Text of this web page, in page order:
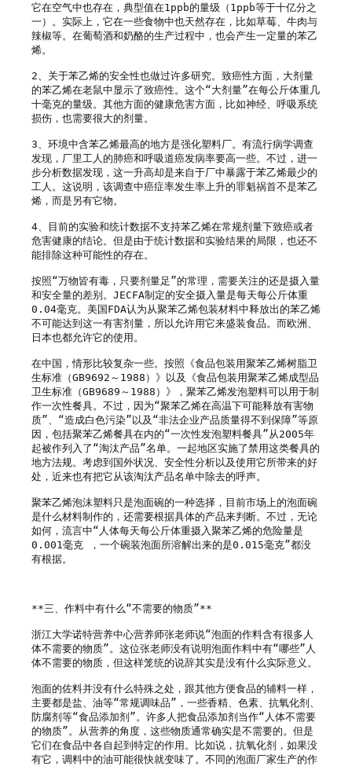
它在空气中也存在，典型值在1ppb的量级（1ppb等于十亿分之
一）。实际上，它在一些食物中也天然存在，比如草莓、牛肉与
辣椒等。在葡萄酒和奶酪的生产过程中，也会产生一定量的苯乙
烯。
2、关于苯乙烯的安全性也做过许多研究。致癌性方面，大剂量
的苯乙烯在老鼠中显示了致癌性。这个“大剂量”在每公斤体重几
十毫克的量级。其他方面的健康危害方面，比如神经、呼吸系统
损伤，也需要很大的剂量。
3、环境中含苯乙烯最高的地方是强化塑料厂。有流行病学调查
发现，厂里工人的肺癌和呼吸道癌发病率要高一些。不过，进一
步分析数据发现，这一升高却是来自于厂中暴露于苯乙烯最少的
工人。这说明，该调查中癌症率发生率上升的罪魁祸首不是苯乙
烯，而是另有它物。
4、目前的实验和统计数据不支持苯乙烯在常规剂量下致癌或者
危害健康的结论。但是由于统计数据和实验结果的局限，也还不
能排除这种可能性的存在。
按照“万物皆有毒，只要剂量足”的常理，需要关注的还是摄入量
和安全量的差别。JECFA制定的安全摄入量是每天每公斤体重
0.04毫克。美国FDA认为从聚苯乙烯包装材料中释放出的苯乙烯
不可能达到这一有害剂量，所以允许用它来盛装食品。而欧洲、
日本也都允许它的使用。
在中国，情形比较复杂一些。按照《食品包装用聚苯乙烯树脂卫
生标准（GB9692～1988）》以及《食品包装用聚苯乙烯成型品
卫生标准（GB9689～1988）》，聚苯乙烯发泡塑料可以用于制
作一次性餐具。不过，因为“聚苯乙烯在高温下可能释放有害物
质”、“造成白色污染”以及“非法企业产品质量得不到保障”等原
因，包括聚苯乙烯餐具在内的“一次性发泡塑料餐具”从2005年
起被作列入了“淘汰产品”名单。一起地区实施了禁用这类餐具的
地方法规。考虑到国外状况、安全性分析以及使用它所带来的好
处，近来也有把它从该淘汰产品名单中除去的呼声。
聚苯乙烯泡沫塑料只是泡面碗的一种选择，目前市场上的泡面碗
是什么材料制作的，还需要根据具体的产品来判断。不过，无论
如何，流言中“人体每天每公斤体重摄入聚苯乙烯的危险量是
0.001毫克 ，一个碗装泡面所溶解出来的是0.015毫克”都没
有根据。
**三、作料中有什么“不需要的物质”**
浙江大学诺特营养中心营养师张老师说“泡面的作料含有很多人
体不需要的物质”。这位张老师没有说明泡面作料中有“哪些”人
体不需要的物质，但这样笼统的说辞其实是没有什么实际意义。
泡面的佐料并没有什么特殊之处，跟其他方便食品的辅料一样，
主要都是盐、油等“常规调味品”，一些香精、色素、抗氧化剂、
防腐剂等“食品添加剂”。许多人把食品添加剂当作“人体不需要
的物质”。从营养的角度，这些物质通常确实是不需要的。但是
它们在食品中各自起到特定的作用。比如说，抗氧化剂，如果没
有它，调料中的油可能很快就变味了。不同的泡面厂家生产的作